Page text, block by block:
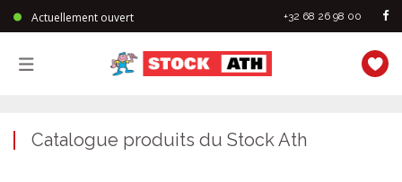
Actuellement ouvert +32 68 26 98 00
Catalogue produits du Stock Ath